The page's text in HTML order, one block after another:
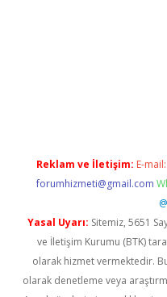
Reklam ve İletişim: E-mail:
forumhizmeti@gmail.com
Yasal Uyarı: Sitemiz, 5651
ve İletişim Kurumu (BTK)
olarak hizmet vermektedir.
olarak denetleme veya